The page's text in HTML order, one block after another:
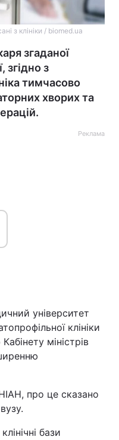
з клініки / biomed.ua
згаданої
згідно з
тимчасово
хворих та
Реклама
університет
клініки
міністрів
про це сказано
бази